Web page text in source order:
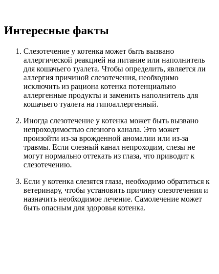
Интересные факты
Слезотечение у котенка может быть вызвано
аллергической реакцией на питание или наполнитель
для кошачьего туалета. Чтобы определить, является ли
аллергия причиной слезотечения, необходимо
исключить из рациона котенка потенциально
аллергенные продукты и заменить наполнитель для
кошачьего туалета на гипоаллергенный.
Иногда слезотечение у котенка может быть вызвано
непроходимостью слезного канала. Это может
произойти из-за врожденной аномалии или из-за
травмы. Если слезный канал непроходим, слезы не
могут нормально оттекать из глаза, что приводит к
слезотечению.
Если у котенка слезятся глаза, необходимо обратиться к
ветеринару, чтобы установить причину слезотечения и
назначить необходимое лечение. Самолечение может
быть опасным для здоровья котенка.